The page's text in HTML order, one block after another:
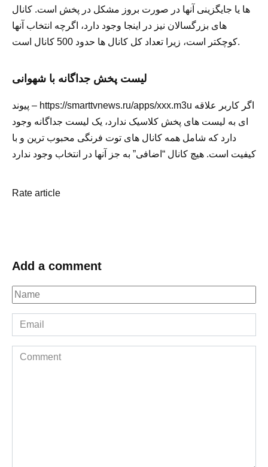
ها یا جایگزینی آنها در صورت بروز مشکل در پخش است. کانال
های بزرگسالان نیز در اینجا وجود دارد، اگرچه انتخاب آنها
کوچکتر است، زیرا تعداد کل کانال ها حدود 500 کانال است.
لیست پخش جداگانه با شهوانی
پیوند – https://smarttvnews.ru/apps/xxx.m3u اگر کاربر علاقه
ای به لیست های پخش کلاسیک ندارد، یک لیست جداگانه وجود
دارد که شامل همه کانال های توت فرنگی محبوب ترین و با
کیفیت است. هیچ کانال “اضافی” به جز آنها در انتخاب وجود ندارد
Rate article
Add a comment
Name
*
Email
*
Comment